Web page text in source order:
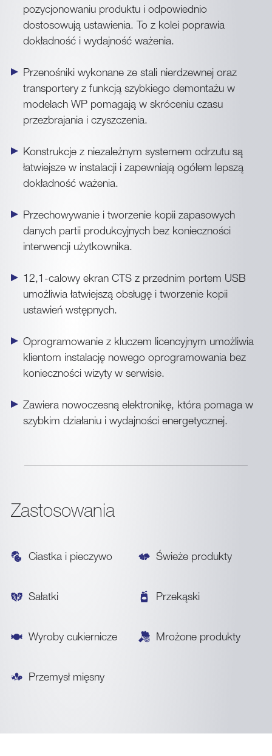
pozycjonowaniu produktu i odpowiednio
dostosowują ustawienia. To z kolei poprawia
dokładność i wydajność ważenia.
Przenośniki wykonane ze stali nierdzewnej oraz
transportery z funkcją szybkiego demontażu w
modelach WP pomagają w skróceniu czasu
przezbrajania i czyszczenia.
Konstrukcje z niezależnym systemem odrzutu są
łatwiejsze w instalacji i zapewniają ogółem lepszą
dokładność ważenia.
Przechowywanie i tworzenie kopii zapasowych
danych partii produkcyjnych bez konieczności
interwencji użytkownika.
12,1-calowy ekran CTS z przednim portem USB
umożliwia łatwiejszą obsługę i tworzenie kopii
ustawień wstępnych.
Oprogramowanie z kluczem licencyjnym umożliwia
klientom instalację nowego oprogramowania bez
konieczności wizyty w serwisie.
Zawiera nowoczesną elektronikę, która pomaga w
szybkim działaniu i wydajności energetycznej.
Zastosowania
Ciastka i pieczywo Świeże produkty
Sałatki Przekąski
Wyroby cukiernicze Mrożone produkty
Przemysł mięsny